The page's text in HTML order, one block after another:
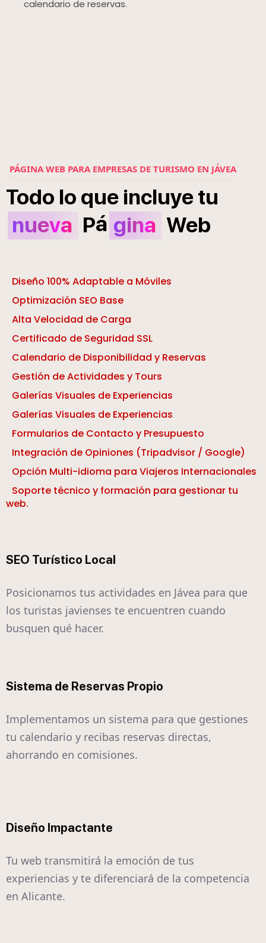
calendario de reservas.
PÁGINA WEB PARA EMPRESAS DE TURISMO EN JÁVEA
Todo lo que incluyetu
nueva Pá gina Web
Diseño 100% Adaptable a Móviles
Optimización SEO Base
Alta Velocidad de Carga
Certificado de Seguridad SSL
Calendario de Disponibilidad y Reservas
Gestión de Actividades y Tours
Galerías Visuales de Experiencias
Galerías Visuales de Experiencias
Formularios de Contacto y Presupuesto
Integración de Opiniones (Tripadvisor / Google)
Opción Multi-idioma para Viajeros Internacionales
Soporte técnico y formación para gestionar tu
web.
SEO Turístico Local
Posicionamos tus actividades en Jávea para que
los turistas javienses te encuentren cuando
busquen qué hacer.
Sistema de Reservas Propio
Implementamos un sistema para que gestiones
tu calendario y recibas reservas directas,
ahorrando en comisiones.
Diseño Impactante
Tu web transmitirá la emoción de tus
experiencias y te diferenciará de la competencia
en Alicante.